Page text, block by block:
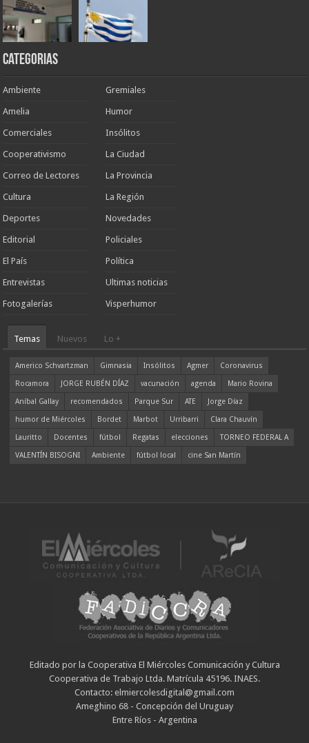
Categorias
Ambiente
Amelia
Comerciales
Cooperativismo
Correo de Lectores
Cultura
Deportes
Editorial
El País
Entrevistas
Fotogalerías
Gremiales
Humor
Insólitos
La Ciudad
La Provincia
La Región
Novedades
Policiales
Política
Ultimas noticias
Visperhumor
Temas Nuevos Lo +
Americo Schvartzman Gimnasia Insólitos Agmer
Coronavirus
Rocamora
JORGE RUBÉN DÍAZ vacunación agenda
Mario Rovina
Aníbal Gallay
recomendados Parque Sur ATE
Jorge Díaz
humor de Miércoles
Bordet Marbot Urribarri
Clara Chauvín
Lauritto
Docentes fútbol Regatas elecciones
TORNEO FEDERAL A
VALENTÍN BISOGNI
Ambiente fútbol local cine San Martín
Editado por la Cooperativa El Miércoles Comunicación y Cultura
Cooperativa de Trabajo Ltda. Matrícula 45196. INAES.
Contacto: elmiercolesdigital@gmail.com
Ameghino 68 - Concepción del Uruguay
Entre Ríos - Argentina